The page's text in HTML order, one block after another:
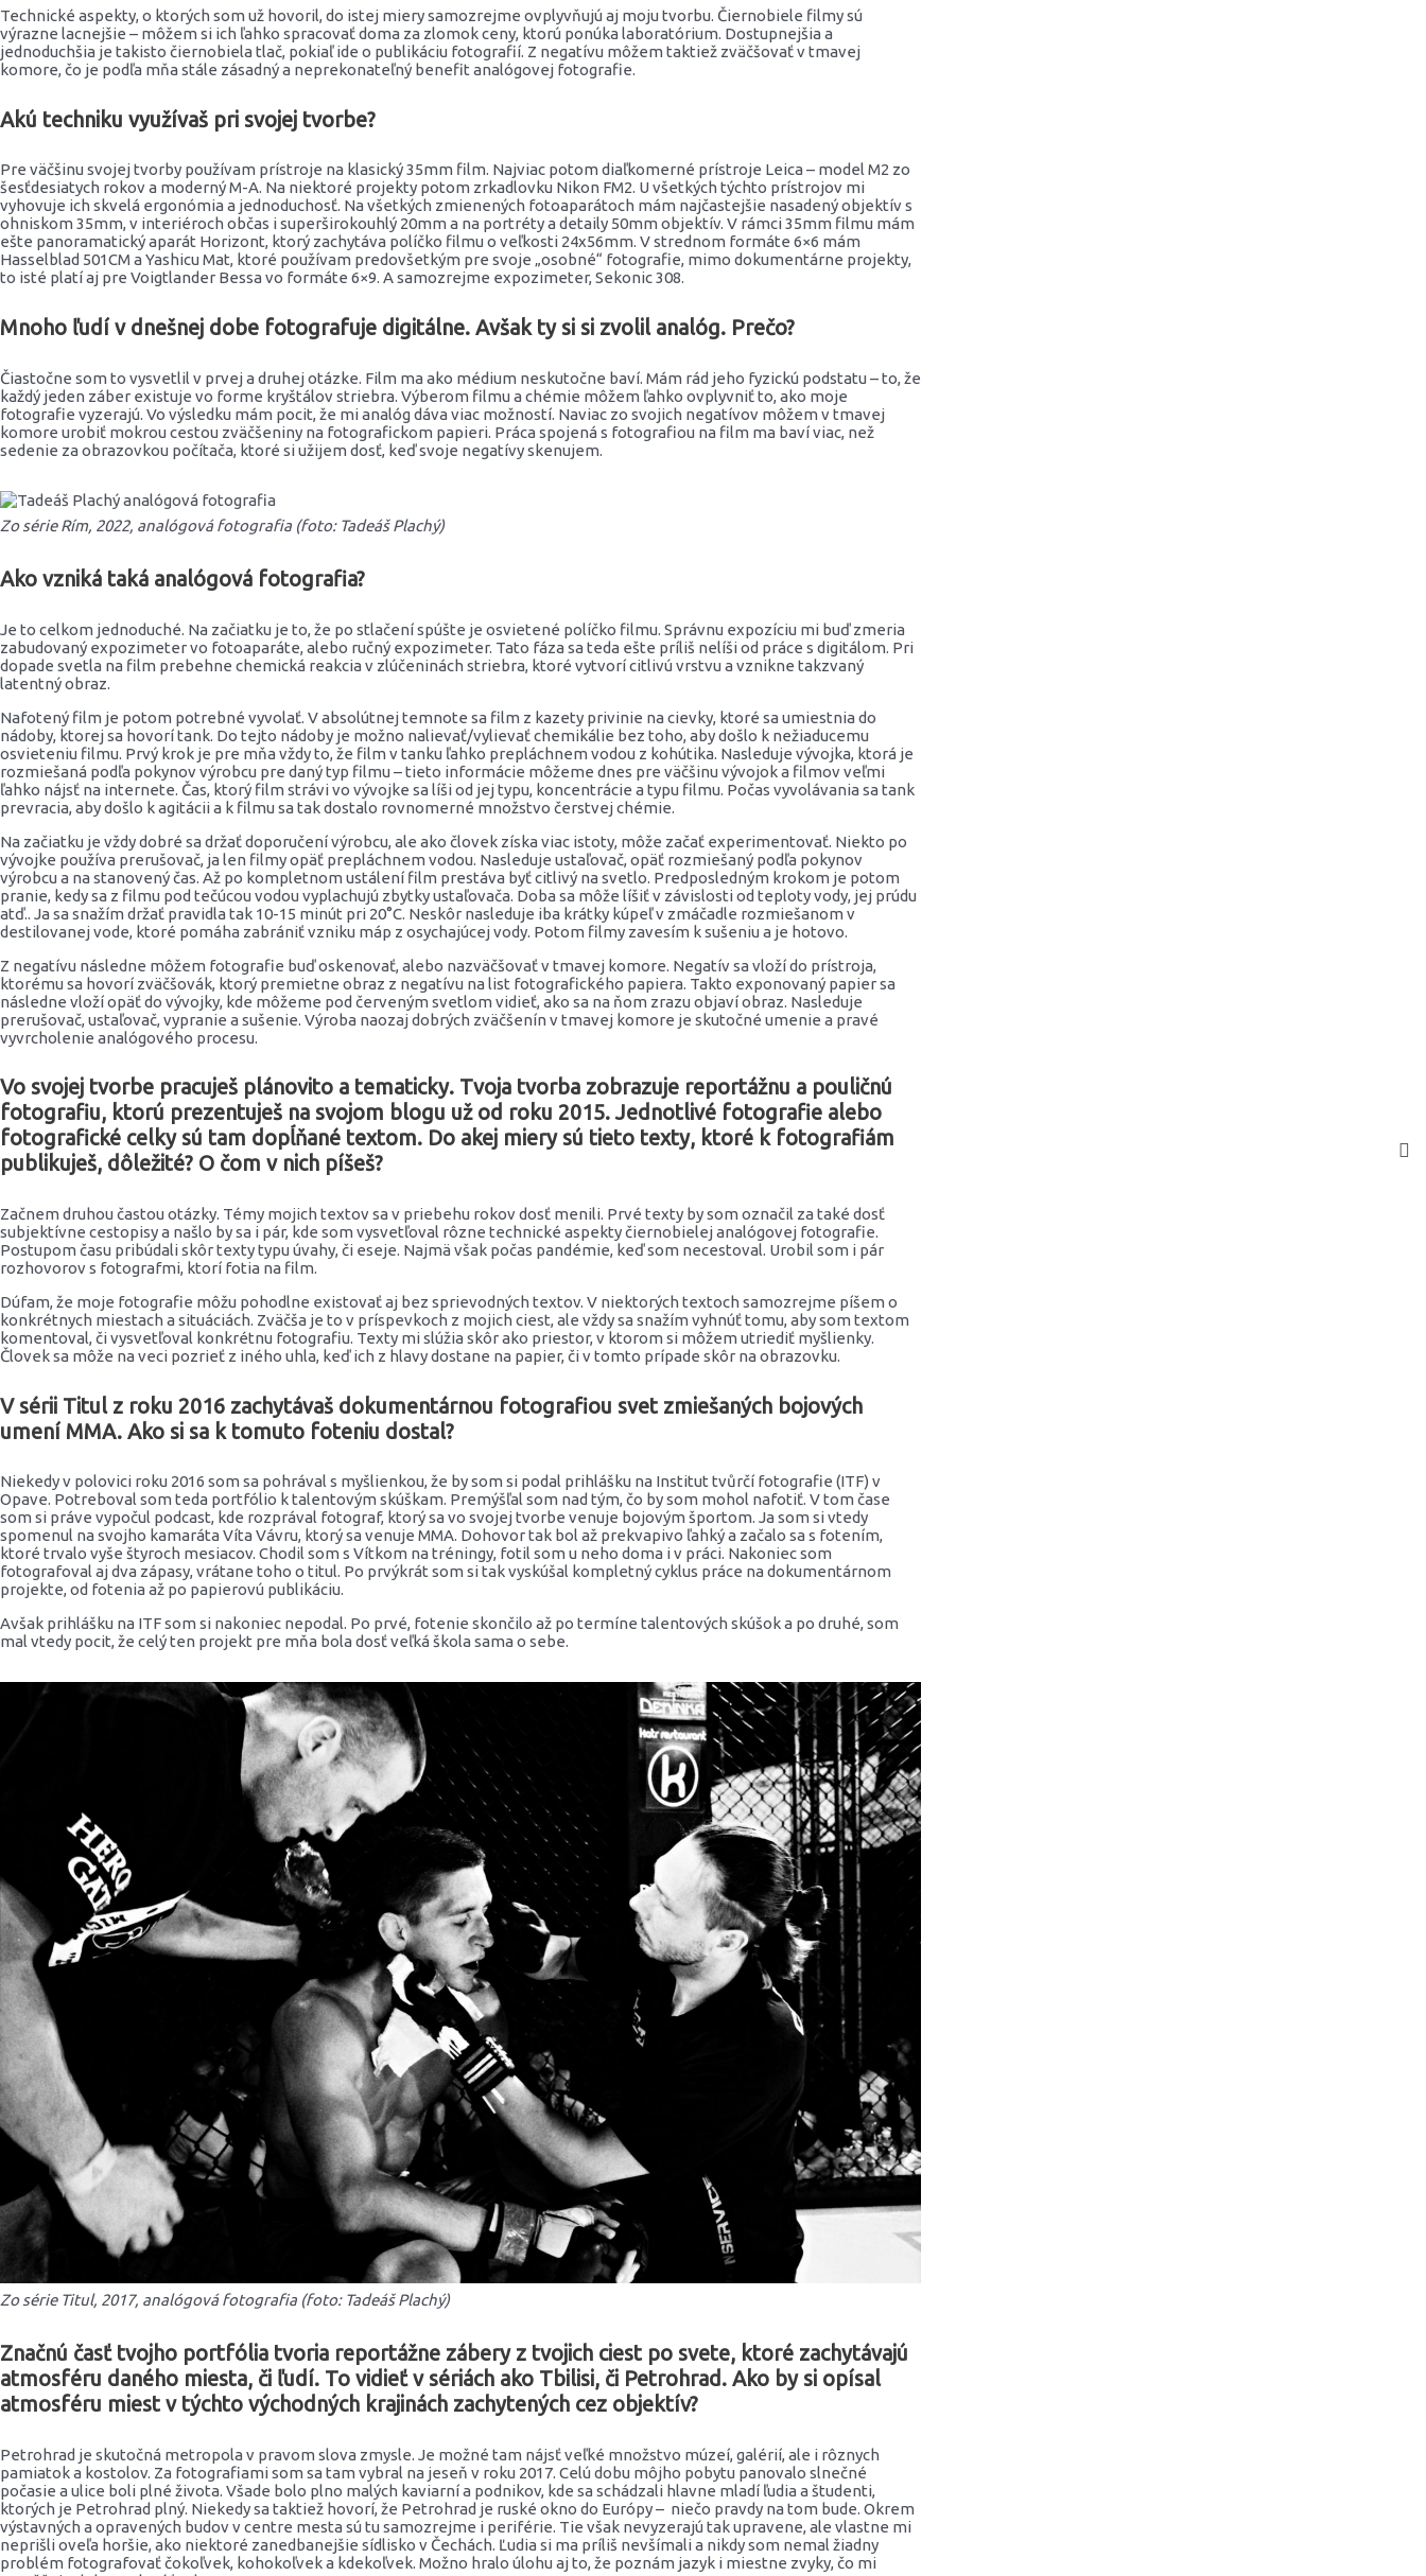
Technické aspekty, o ktorých som už hovoril, do istej miery samozrejme ovplyvňujú aj moju tvorbu. Čiernobiele filmy sú
výrazne lacnejšie – môžem si ich ľahko spracovať doma za zlomok ceny, ktorú ponúka laboratórium. Dostupnejšia a
jednoduchšia je takisto čiernobiela tlač, pokiaľ ide o publikáciu fotografií. Z negatívu môžem taktiež zväčšovať v tmavej
komore, čo je podľa mňa stále zásadný a neprekonateľný benefit analógovej fotografie.
Akú techniku využívaš pri svojej tvorbe?
Pre väčšinu svojej tvorby používam prístroje na klasický 35mm film. Najviac potom diaľkomerné prístroje Leica – model M2 zo
šesťdesiatych rokov a moderný M-A. Na niektoré projekty potom zrkadlovku Nikon FM2. U všetkých týchto prístrojov mi
vyhovuje ich skvelá ergonómia a jednoduchosť. Na všetkých zmienených fotoaparátoch mám najčastejšie nasadený objektív s
ohniskom 35mm, v interiéroch občas i superširokouhlý 20mm a na portréty a detaily 50mm objektív. V rámci 35mm filmu mám
ešte panoramatický aparát Horizont, ktorý zachytáva políčko filmu o veľkosti 24x56mm. V strednom formáte 6×6 mám
Hasselblad 501CM a Yashicu Mat, ktoré používam predovšetkým pre svoje „osobné“ fotografie, mimo dokumentárne projekty,
to isté platí aj pre Voigtlander Bessa vo formáte 6×9. A samozrejme expozimeter, Sekonic 308.
Mnoho ľudí v dnešnej dobe fotografuje digitálne. Avšak ty si si zvolil analóg. Prečo?
Čiastočne som to vysvetlil v prvej a druhej otázke. Film ma ako médium neskutočne baví. Mám rád jeho fyzickú podstatu – to, že
každý jeden záber existuje vo forme kryštálov striebra. Výberom filmu a chémie môžem ľahko ovplyvniť to, ako moje
fotografie vyzerajú. Vo výsledku mám pocit, že mi analóg dáva viac možností. Naviac zo svojich negatívov môžem v tmavej
komore urobiť mokrou cestou zväčšeniny na fotografickom papieri. Práca spojená s fotografiou na film ma baví viac, než
sedenie za obrazovkou počítača, ktoré si užijem dosť, keď svoje negatívy skenujem.
Zo série Rím, 2022, analógová fotografia (foto: Tadeáš Plachý)
Ako vzniká taká analógová fotografia?
Je to celkom jednoduché. Na začiatku je to, že po stlačení spúšte je osvietené políčko filmu. Správnu expozíciu mi buď zmeria
zabudovaný expozimeter vo fotoaparáte, alebo ručný expozimeter. Tato fáza sa teda ešte príliš nelíši od práce s digitálom. Pri
dopade svetla na film prebehne chemická reakcia v zlúčeninách striebra, ktoré vytvorí citlivú vrstvu a vznikne takzvaný
latentný obraz.
Nafotený film je potom potrebné vyvolať. V absolútnej temnote sa film z kazety privinie na cievky, ktoré sa umiestnia do
nádoby, ktorej sa hovorí tank. Do tejto nádoby je možno nalievať/vylievať chemikálie bez toho, aby došlo k nežiaducemu
osvieteniu filmu. Prvý krok je pre mňa vždy to, že film v tanku ľahko prepláchnem vodou z kohútika. Nasleduje vývojka, ktorá je
rozmiešaná podľa pokynov výrobcu pre daný typ filmu – tieto informácie môžeme dnes pre väčšinu vývojok a filmov veľmi
ľahko nájsť na internete. Čas, ktorý film strávi vo vývojke sa líši od jej typu, koncentrácie a typu filmu. Počas vyvolávania sa tank
prevracia, aby došlo k agitácii a k filmu sa tak dostalo rovnomerné množstvo čerstvej chémie.
Na začiatku je vždy dobré sa držať doporučení výrobcu, ale ako človek získa viac istoty, môže začať experimentovať. Niekto po
vývojke používa prerušovač, ja len filmy opäť prepláchnem vodou. Nasleduje ustaľovač, opäť rozmiešaný podľa pokynov
výrobcu a na stanovený čas. Až po kompletnom ustálení film prestáva byť citlivý na svetlo. Predposledným krokom je potom
pranie, kedy sa z filmu pod tečúcou vodou vyplachujú zbytky ustaľovača. Doba sa môže líšiť v závislosti od teploty vody, jej prúdu
atď.. Ja sa snažím držať pravidla tak 10-15 minút pri 20°C. Neskôr nasleduje iba krátky kúpeľ v zmáčadle rozmiešanom v
destilovanej vode, ktoré pomáha zabrániť vzniku máp z osychajúcej vody. Potom filmy zavesím k sušeniu a je hotovo.
Z negatívu následne môžem fotografie buď oskenovať, alebo nazväčšovať v tmavej komore. Negatív sa vloží do prístroja,
ktorému sa hovorí zväčšovák, ktorý premietne obraz z negatívu na list fotografického papiera. Takto exponovaný papier sa
následne vloží opäť do vývojky, kde môžeme pod červeným svetlom vidieť, ako sa na ňom zrazu objaví obraz. Nasleduje
prerušovač, ustaľovač, vypranie a sušenie. Výroba naozaj dobrých zväčšenín v tmavej komore je skutočné umenie a pravé
vyvrcholenie analógového procesu.
Vo svojej tvorbe pracuješ plánovito a tematicky. Tvoja tvorba zobrazuje reportážnu a pouličnú
fotografiu, ktorú prezentuješ na svojom blogu už od roku 2015. Jednotlivé fotografie alebo
fotografické celky sú tam dopĺňané textom. Do akej miery sú tieto texty, ktoré k fotografiám
publikuješ, dôležité? O čom v nich píšeš?
Začnem druhou častou otázky. Témy mojich textov sa v priebehu rokov dosť menili. Prvé texty by som označil za také dosť
subjektívne cestopisy a našlo by sa i pár, kde som vysvetľoval rôzne technické aspekty čiernobielej analógovej fotografie.
Postupom času pribúdali skôr texty typu úvahy, či eseje. Najmä však počas pandémie, keď som necestoval. Urobil som i pár
rozhovorov s fotografmi, ktorí fotia na film.
Dúfam, že moje fotografie môžu pohodlne existovať aj bez sprievodných textov. V niektorých textoch samozrejme píšem o
konkrétnych miestach a situáciách. Zväčša je to v príspevkoch z mojich ciest, ale vždy sa snažím vyhnúť tomu, aby som textom
komentoval, či vysvetľoval konkrétnu fotografiu. Texty mi slúžia skôr ako priestor, v ktorom si môžem utriediť myšlienky.
Človek sa môže na veci pozrieť z iného uhla, keď ich z hlavy dostane na papier, či v tomto prípade skôr na obrazovku.
V sérii Titul z roku 2016 zachytávaš dokumentárnou fotografiou svet zmiešaných bojových
umení MMA. Ako si sa k tomuto foteniu dostal?
Niekedy v polovici roku 2016 som sa pohrával s myšlienkou, že by som si podal prihlášku na Institut tvůrčí fotografie (ITF) v
Opave. Potreboval som teda portfólio k talentovým skúškam. Premýšľal som nad tým, čo by som mohol nafotiť. V tom čase
som si práve vypočul podcast, kde rozprával fotograf, ktorý sa vo svojej tvorbe venuje bojovým športom. Ja som si vtedy
spomenul na svojho kamaráta Víta Vávru, ktorý sa venuje MMA. Dohovor tak bol až prekvapivo ľahký a začalo sa s fotením,
ktoré trvalo vyše štyroch mesiacov. Chodil som s Vítkom na tréningy, fotil som u neho doma i v práci. Nakoniec som
fotografoval aj dva zápasy, vrátane toho o titul. Po prvýkrát som si tak vyskúšal kompletný cyklus práce na dokumentárnom
projekte, od fotenia až po papierovú publikáciu.
Avšak prihlášku na ITF som si nakoniec nepodal. Po prvé, fotenie skončilo až po termíne talentových skúšok a po druhé, som
mal vtedy pocit, že celý ten projekt pre mňa bola dosť veľká škola sama o sebe.
Zo série Titul, 2017, analógová fotografia (foto: Tadeáš Plachý)
Značnú časť tvojho portfólia tvoria reportážne zábery z tvojich ciest po svete, ktoré zachytávajú
atmosféru daného miesta, či ľudí. To vidieť v sériách ako Tbilisi, či Petrohrad. Ako by si opísal
atmosféru miest v týchto východných krajinách zachytených cez objektív?
Petrohrad je skutočná metropola v pravom slova zmysle. Je možné tam nájsť veľké množstvo múzeí, galérií, ale i rôznych
pamiatok a kostolov. Za fotografiami som sa tam vybral na jeseň v roku 2017. Celú dobu môjho pobytu panovalo slnečné
počasie a ulice boli plné života. Všade bolo plno malých kaviarní a podnikov, kde sa schádzali hlavne mladí ľudia a študenti,
ktorých je Petrohrad plný. Niekedy sa taktiež hovorí, že Petrohrad je ruské okno do Európy – niečo pravdy na tom bude. Okrem
výstavných a opravených budov v centre mesta sú tu samozrejme i periférie. Tie však nevyzerajú tak upravene, ale vlastne mi
neprišli oveľa horšie, ako niektoré zanedbanejšie sídlisko v Čechách. Ľudia si ma príliš nevšímali a nikdy som nemal žiadny
problém fotografovať čokoľvek, kohokoľvek a kdekoľvek. Možno hralo úlohu aj to, že poznám jazyk i miestne zvyky, čo mi